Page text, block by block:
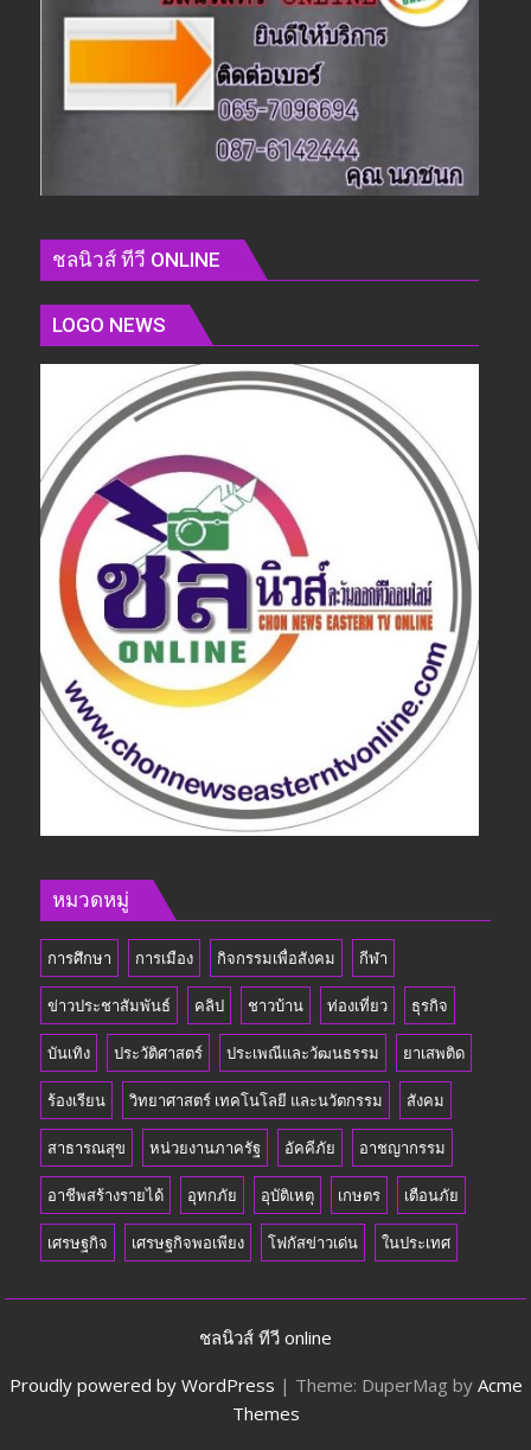
ชลนิวส์ ทีวี ONLINE
LOGO NEWS
หมวดหมู่
การศึกษา การเมือง กิจกรรมเพื่อสังคม กีฬา
ข่าวประชาสัมพันธ์ คลิป ชาวบ้าน ท่องเที่ยว ธุรกิจ
บันเทิง ประวัติศาสตร์ ประเพณีและวัฒนธรรม ยาเสพติด
ร้องเรียน วิทยาศาสตร์ เทคโนโลยี และนวัตกรรม สังคม
สาธารณสุข หน่วยงานภาครัฐ อัคคีภัย อาชญากรรม
อาชีพสร้างรายได้ อุทกภัย อุบัติเหตุ เกษตร เตือนภัย
เศรษฐกิจ เศรษฐกิจพอเพียง โฟกัสข่าวเด่น ในประเทศ
ชลนิวส์ ทีวี online
Proudly powered by WordPress | Theme: DuperMag by Acme
Themes